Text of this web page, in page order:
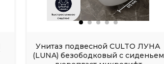
Унитаз подвесной CULTO ЛУНА
(LUNA) безободковый с сиденьем